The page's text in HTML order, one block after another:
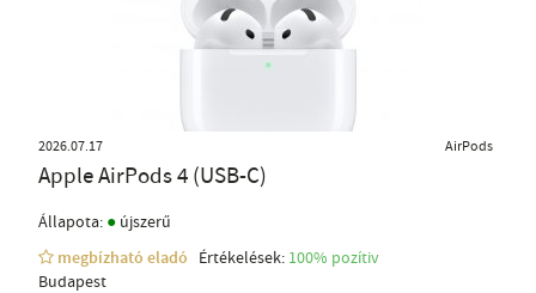
2026.07.17 AirPods
Apple AirPods 4 (USB-C)
Állapota: ● újszerű
megbízható eladó
Értékelések: 100% pozítiv
Budapest